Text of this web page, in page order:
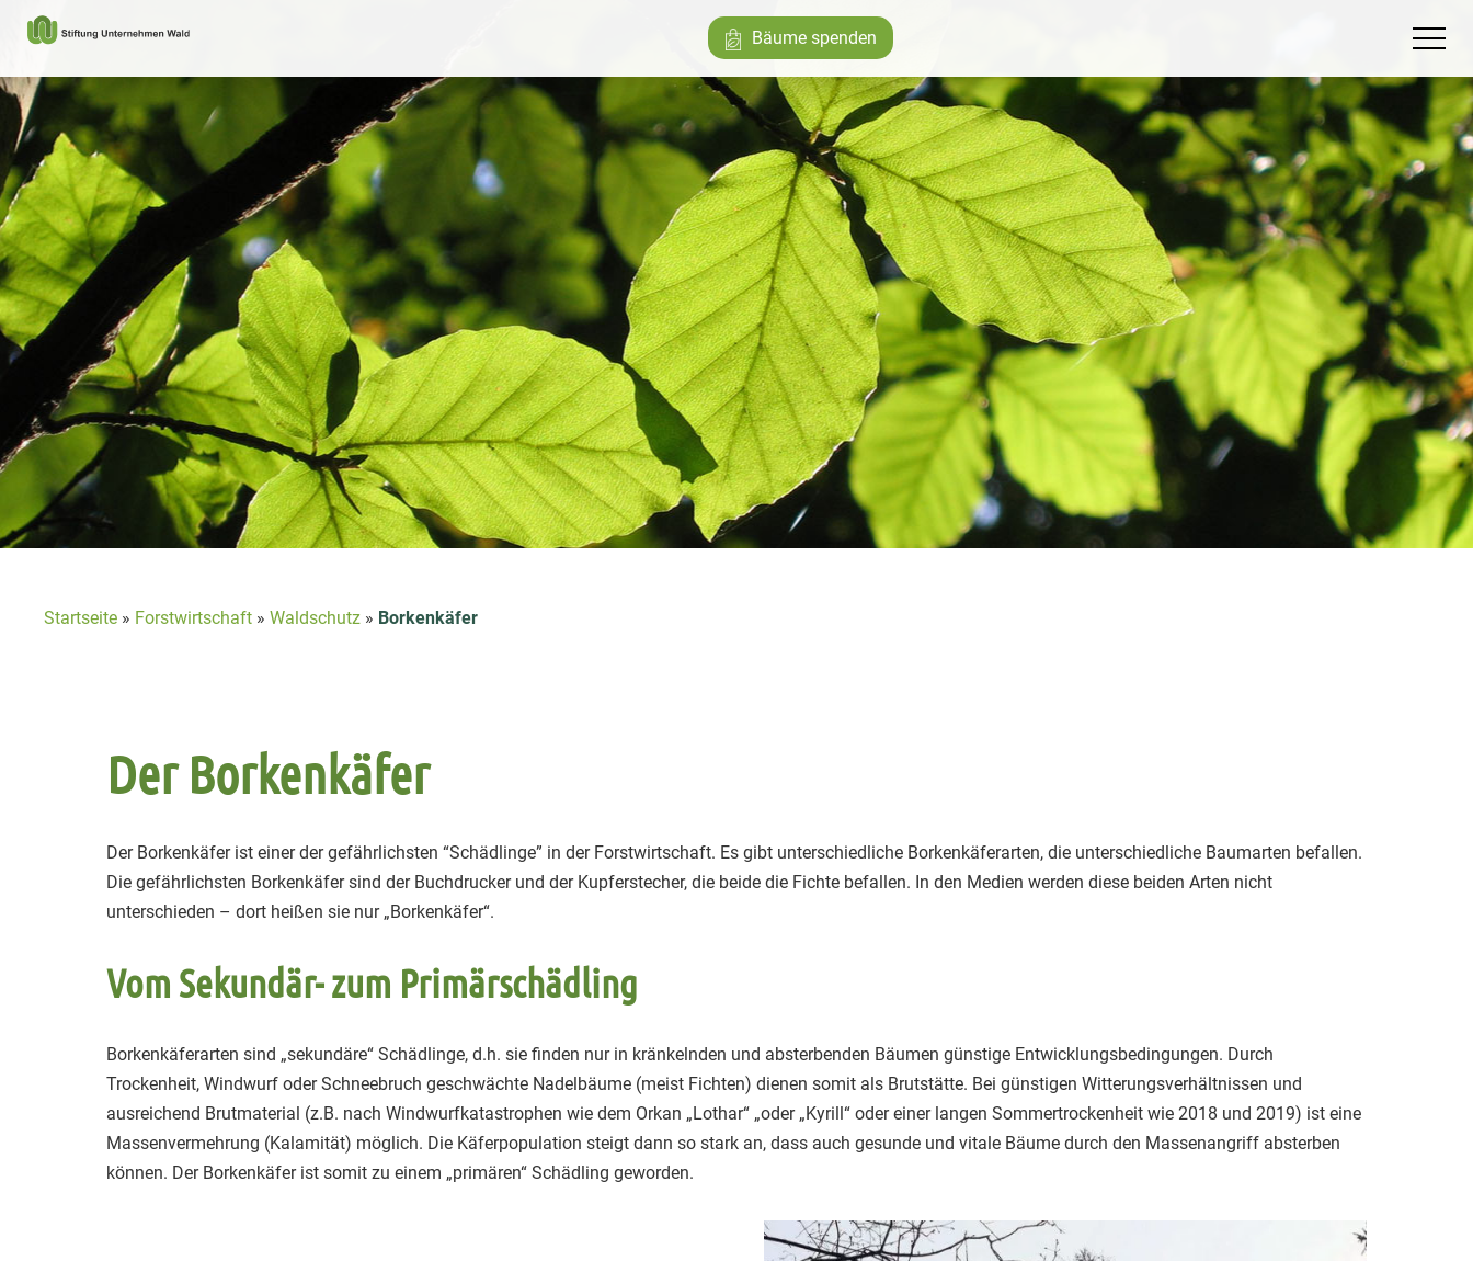
Bäume spenden
Startseite » Forstwirtschaft »Waldschutz » Borkenkäfer
Der Borkenkäfer
Der Borkenkäfer ist einer der gefährlichsten “Schädlinge” in der Forstwirtschaft. Es gibt unterschiedliche Borkenkäferarten, die unterschiedliche Baumarten befallen.
Die gefährlichsten Borkenkäfer sind der Buchdrucker und der Kupferstecher, die beide die Fichte befallen. In den Medien werden diese beiden Arten nicht
unterschieden – dort heißen sie nur „Borkenkäfer“.
Vom Sekundär- zum Primärschädling
Borkenkäferarten sind „sekundäre“ Schädlinge, d.h. sie finden nur in kränkelnden und absterbenden Bäumen günstige Entwicklungsbedingungen. Durch
Trockenheit, Windwurf oder Schneebruch geschwächte Nadelbäume (meist Fichten) dienen somit als Brutstätte. Bei günstigen Witterungsverhältnissen und
ausreichend Brutmaterial (z.B. nach Windwurfkatastrophen wie dem Orkan „Lothar“ „oder „Kyrill“ oder einer langen Sommertrockenheit wie 2018 und 2019) ist eine
Massenvermehrung (Kalamität) möglich. Die Käferpopulation steigt dann so stark an, dass auch gesunde und vitale Bäume durch den Massenangriff absterben
können. Der Borkenkäfer ist somit zu einem „primären“ Schädling geworden.